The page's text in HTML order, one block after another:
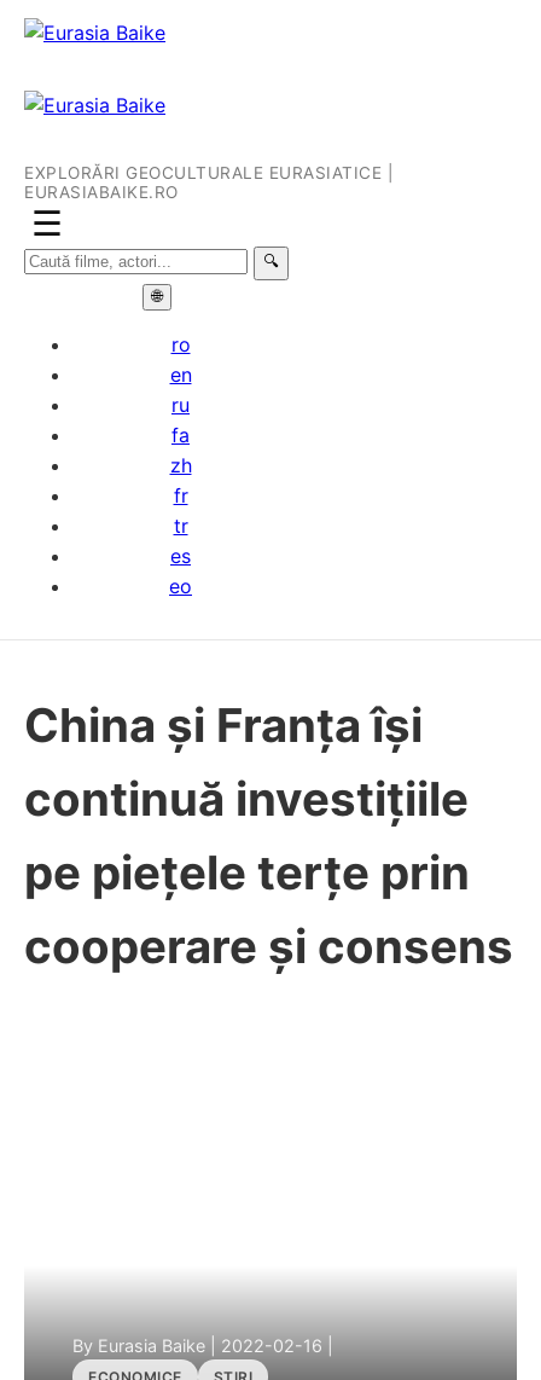
EXPLORĂRI GEOCULTURALE EURASIATICE |
EURASIABAIKE.RO
☰
🔍
🌐
ro
en
ru
fa
zh
fr
tr
es
eo
China și Franța își
continuă investițiile
pe piețele terțe prin
cooperare și consens
By Eurasia Baike 2022-02-16